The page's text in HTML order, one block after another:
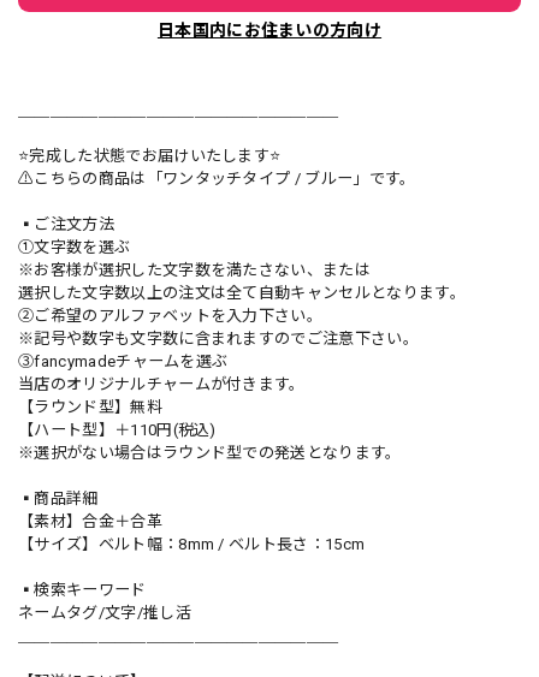
日本国内にお住まいの方向け
⭐️完成した状態でお届けいたします⭐️
⚠️こちらの商品は「ワンタッチタイプ / ブルー」です。
▪️ご注文方法
①文字数を選ぶ
※お客様が選択した文字数を満たさない、または
選択した文字数以上の注文は全て自動キャンセルとなります。
②ご希望のアルファベットを入力下さい。
※記号や数字も文字数に含まれますのでご注意下さい。
③fancymadeチャームを選ぶ
当店のオリジナルチャームが付きます。
【ラウンド型】無料
【ハート型】＋110円(税込)
※選択がない場合はラウンド型での発送となります。
▪️商品詳細
【素材】合金＋合革
【サイズ】ベルト幅：8mm / ベルト長さ：15cm
▪️検索キーワード
ネームタグ/文字/推し活